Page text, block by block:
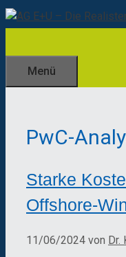
Zum
Inhalt
Menü
PwC-
Starke
Offshore-
11/06/2024 von Dr.